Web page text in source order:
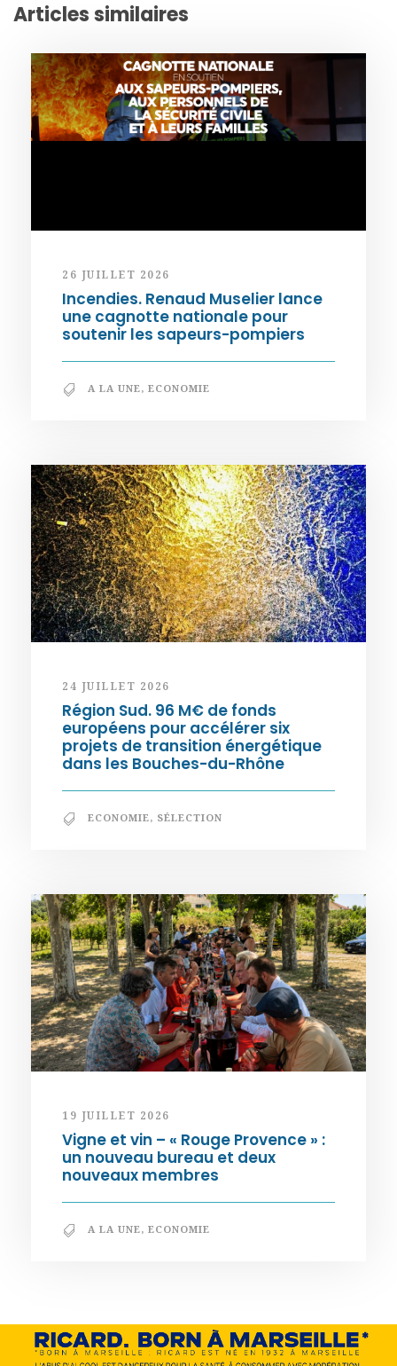
Articles similaires
26 JUILLET 2026
Incendies. Renaud Muselier lance
une cagnotte nationale pour
soutenir les sapeurs-pompiers
A LA UNE, ECONOMIE
24 JUILLET 2026
Région Sud. 96 M€ de fonds
européens pour accélérer six
projets de transition énergétique
dans les Bouches-du-Rhône
ECONOMIE, SÉLECTION
19 JUILLET 2026
Vigne et vin – « Rouge Provence » :
un nouveau bureau et deux
nouveaux membres
A LA UNE, ECONOMIE